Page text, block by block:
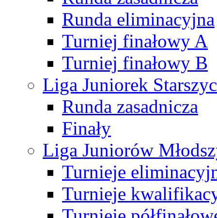
Runda eliminacyjna
Turniej finałowy A
Turniej finałowy B
Liga Juniorek
Runda zasadnicza
Finały
Liga Juniorów
Turnieje
Turnieje